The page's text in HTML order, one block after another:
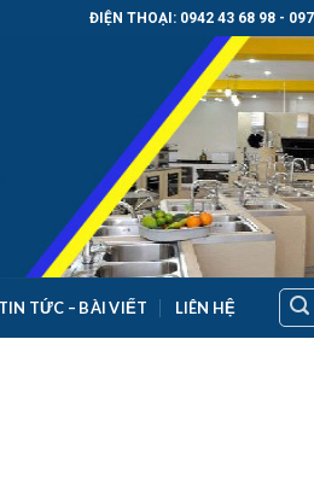
ĐIỆN THOẠI: 0942 43 68 98 -
TIN TỨC – BÀI VIẾT LIÊN HỆ